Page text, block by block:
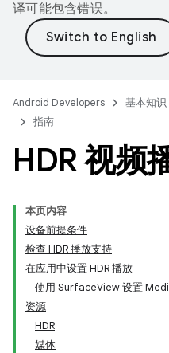
译可能包含错误。
Android Developers 基本知识
指南
HDR 视频
本页内容
设备前提条件
检查 HDR 播放支持
在应用中设置 HDR 播放
使用 SurfaceView 设置
资源
HDR
媒体